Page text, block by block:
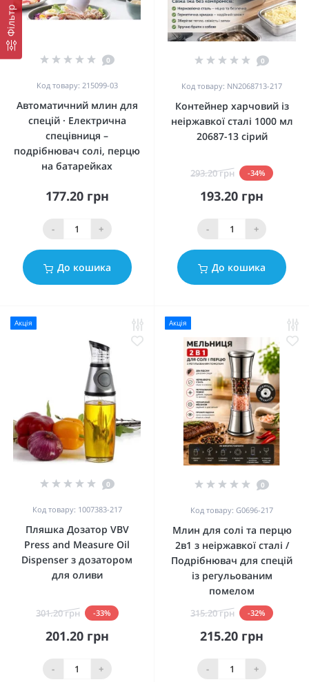
Фільтр
0
Код товару: 215099-03
Автоматичний млин для
спецій · Електрична
спецівниця –
подрібнювач солі, перцю
на батарейках
177.20 грн
- +
До кошика
0
Код товару: NN2068713-217
Контейнер харчовий із
неіржавкої сталі 1000 мл
20687-13 сірий
293.20 грн -34%
193.20 грн
- +
До кошика
Акція
0
Код товару: 1007383-217
Пляшка Дозатор VBV
Press and Measure Oil
Dispenser з дозатором
для оливи
301.20 грн -33%
201.20 грн
- +
Акція
0
Код товару: G0696-217
Млин для солі та перцю
2в1 з неіржавкої сталі /
Подрібнювач для спецій
із регульованим
помелом
315.20 грн -32%
215.20 грн
- +